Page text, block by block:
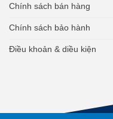
Chính sách bán hàng
Chính sách bảo hành
Điều khoản & diều kiện